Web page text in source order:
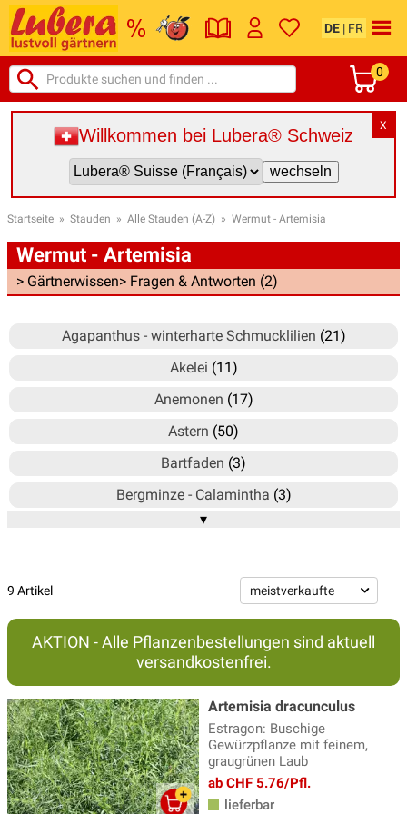
DE | FR
0
X
Willkommen bei Lubera® Schweiz
Startseite » Stauden » Alle Stauden (A-Z) » Wermut - Artemisia
Wermut - Artemisia
> Gärtnerwissen> Fragen & Antworten (2)
Agapanthus - winterharte Schmucklilien (21)
Akelei (11)
Anemonen (17)
Astern (50)
Bartfaden (3)
Bergminze - Calamintha (3)
Blausternbusch - Amsonia
Braunelle(4)
Delosperma - Mittagsblume(6)
Duftnessel(4)
Echinacea - Sonnenhut(20)
Ehrenpreis Pflanzen(17)
Eisenhut(3)
▾
9 Artikel
AKTION - Alle Pflanzenbestellungen sind aktuell
versandkostenfrei.
Artemisia dracunculus
Estragon: Buschige
Gewürzpflanze mit feinem,
graugrünen Laub
ab CHF 5.76/Pfl.
lieferbar